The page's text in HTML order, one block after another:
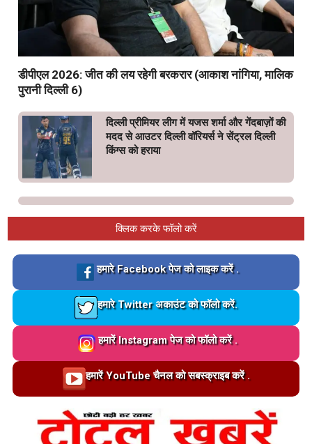
डीपीएल 2026: जीत की लय रहेगी बरकरार (आकाश नांगिया, मालिक
पुरानी दिल्ली 6)
दिल्ली प्रीमियर लीग में यजस शर्मा और गेंदबाज़ों की
मदद से आउटर दिल्ली वॉरियर्स ने सेंट्रल दिल्ली
किंग्स को हराया
क्लिक करके फॉलो करें
Loading…
हमारे Facebook पेज को लाइक करें .
Loading…
हमारे Twitter अकाउंट को फॉलो करें.
Loading…
हमारें Instagram पेज को फॉलो करें .
Loading…हमारें YouTube चैनल को सबस्क्राइब करें .